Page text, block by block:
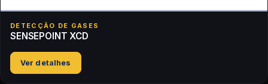
DETECÇÃO DE GASES
SENSEPOINT XCD
Ver detalhes